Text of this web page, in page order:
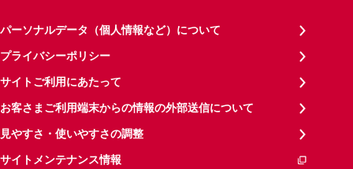
パーソナルデータ（個人情報など）について
プライバシーポリシー
サイトご利用にあたって
お客さまご利用端末からの情報の外部送信について
見やすさ・使いやすさの調整
サイトメンテナンス情報